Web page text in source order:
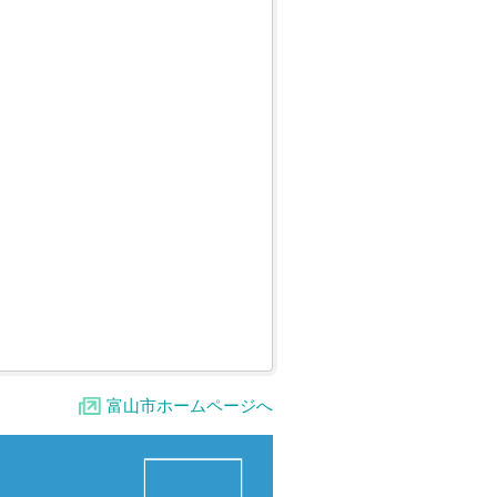
富山市ホームページへ